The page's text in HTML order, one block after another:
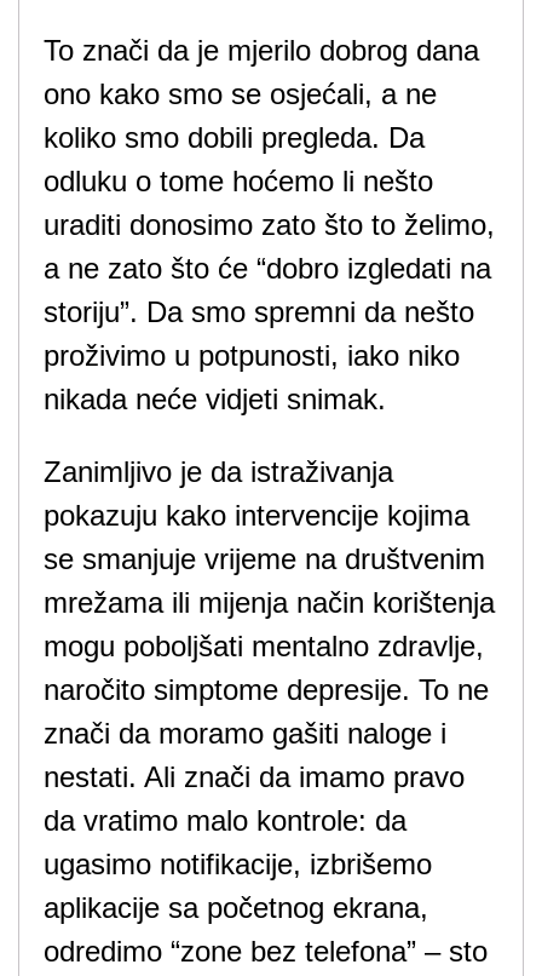
To znači da je mjerilo dobrog dana
ono kako smo se osjećali, a ne
koliko smo dobili pregleda. Da
odluku o tome hoćemo li nešto
uraditi donosimo zato što to želimo,
a ne zato što će “dobro izgledati na
storiju”. Da smo spremni da nešto
proživimo u potpunosti, iako niko
nikada neće vidjeti snimak.
Zanimljivo je da istraživanja
pokazuju kako intervencije kojima
se smanjuje vrijeme na društvenim
mrežama ili mijenja način korištenja
mogu poboljšati mentalno zdravlje,
naročito simptome depresije. To ne
znači da moramo gašiti naloge i
nestati. Ali znači da imamo pravo
da vrati­mo malo kontrole: da
ugasimo notifikacije, izbrišemo
aplikacije sa početnog ekrana,
odredimo “zone bez telefona” – sto